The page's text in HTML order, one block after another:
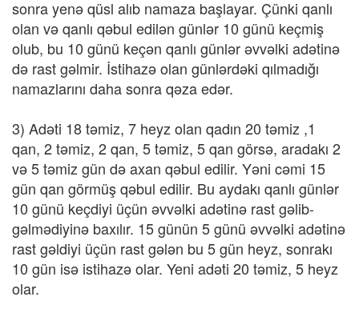
sonra yenə qüsl alıb namaza başlayar. Çünki qanlı
olan və qanlı qəbul edilən günlər 10 günü keçmiş
olub, bu 10 günü keçən qanlı günlər əvvəlki adətinə
də rast gəlmir. İstihazə olan günlərdəki qılmadığı
namazlarını daha sonra qəza edər.
3) Adəti 18 təmiz, 7 heyz olan qadın 20 təmiz ,1
qan, 2 təmiz, 2 qan, 5 təmiz, 5 qan görsə, aradakı 2
və 5 təmiz gün də axan qəbul edilir. Yəni cəmi 15
gün qan görmüş qəbul edilir. Bu aydakı qanlı günlər
10 günü keçdiyi üçün əvvəlki adətinə rast gəlib-
gəlmədiyinə baxılır. 15 günün 5 günü əvvəlki adətinə
rast gəldiyi üçün rast gələn bu 5 gün heyz, sonrakı
10 gün isə istihazə olar. Yeni adəti 20 təmiz, 5 heyz
olar.